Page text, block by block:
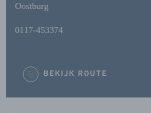
Oostburg
0117-453374
BEKIJK ROUTE